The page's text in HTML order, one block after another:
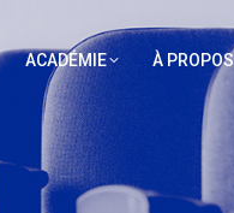
ACADÉMIE À PROPOS